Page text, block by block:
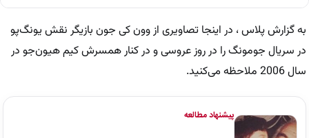
به گزارش پلاس ، در اینجا تصاویری از وون کی جون بازیگر نقش یونگ‌پو
در سریال جومونگ را در روز عروسی و در کنار همسرش کیم هیون‌جو در
سال 2006 ملاحظه می‌کنید.
پیشنهاد مطالعه